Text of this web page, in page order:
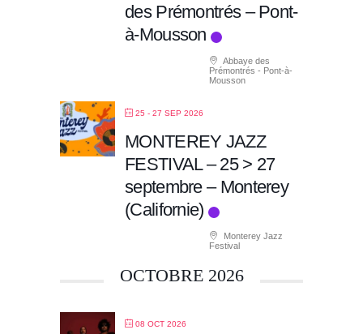
des Prémontrés – Pont-
à-Mousson
Abbaye des
Prémontrés - Pont-à-
Mousson
25 - 27 SEP 2026
MONTEREY JAZZ
FESTIVAL – 25 > 27
septembre – Monterey
(Californie)
Monterey Jazz
Festival
OCTOBRE 2026
08 OCT 2026